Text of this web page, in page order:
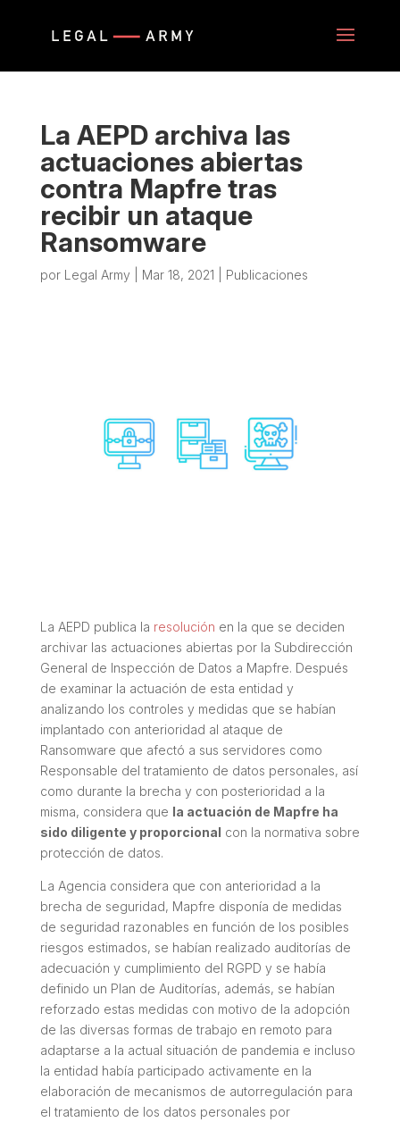
La AEPD archiva las
actuaciones abiertas
contra Mapfre tras
recibir un ataque
Ransomware
por Legal Army Mar 18, 2021 Publicaciones
La AEPD publica la resolución en la que se deciden
archivar las actuaciones abiertas por la Subdirección
General de Inspección de Datos a Mapfre. Después
de examinar la actuación de esta entidad y
analizando los controles y medidas que se habían
implantado con anterioridad al ataque de
Ransomware que afectó a sus servidores como
Responsable del tratamiento de datos personales, así
como durante la brecha y con posterioridad a la
misma, considera que la actuación de Mapfre ha
sido diligente y proporcional con la normativa sobre
protección de datos.
La Agencia considera que con anterioridad a la
brecha de seguridad, Mapfre disponía de medidas
de seguridad razonables en función de los posibles
riesgos estimados, se habían realizado auditorías de
adecuación y cumplimiento del RGPD y se había
definido un Plan de Auditorías, además, se habían
reforzado estas medidas con motivo de la adopción
de las diversas formas de trabajo en remoto para
adaptarse a la actual situación de pandemia e incluso
la entidad había participado activamente en la
elaboración de mecanismos de autorregulación para
el tratamiento de los datos personales por